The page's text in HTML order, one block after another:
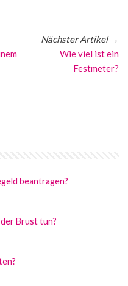
Nächster Artikel→
Wie viel ist ein
Festmeter?
beantragen?
der Brust tun?